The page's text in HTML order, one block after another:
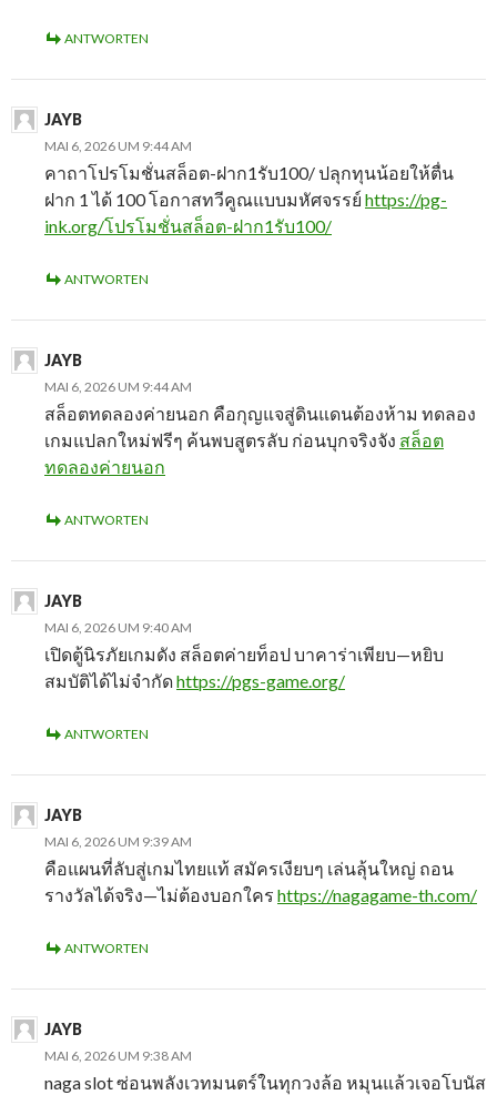
ANTWORTEN
JAYB
MAI 6, 2026 UM 9:44 AM
คาถาโปรโมชั่นสล็อต-ฝาก1รับ100/ ปลุกทุนน้อยให้ตื่น
ฝาก 1 ได้ 100 โอกาสทวีคูณแบบมหัศจรรย์ https://pg-
ink.org/โปรโมชั่นสล็อต-ฝาก1รับ100/
ANTWORTEN
JAYB
MAI 6, 2026 UM 9:44 AM
สล็อตทดลองค่ายนอก คือกุญแจสู่ดินแดนต้องห้าม ทดลอง
เกมแปลกใหม่ฟรีๆ ค้นพบสูตรลับ ก่อนบุกจริงจัง สล็อต
ทดลองค่ายนอก
ANTWORTEN
JAYB
MAI 6, 2026 UM 9:40 AM
เปิดตู้นิรภัยเกมดัง สล็อตค่ายท็อป บาคาร่าเพียบ—หยิบ
สมบัติได้ไม่จำกัดhttps://pgs-game.org/
ANTWORTEN
JAYB
MAI 6, 2026 UM 9:39 AM
คือแผนที่ลับสู่เกมไทยแท้ สมัครเงียบๆ เล่นลุ้นใหญ่ ถอน
รางวัลได้จริง—ไม่ต้องบอกใคร https://nagagame-th.com/
ANTWORTEN
JAYB
MAI 6, 2026 UM 9:38 AM
naga slot ซ่อนพลังเวทมนตร์ในทุกวงล้อ หมุนแล้วเจอโบนัส